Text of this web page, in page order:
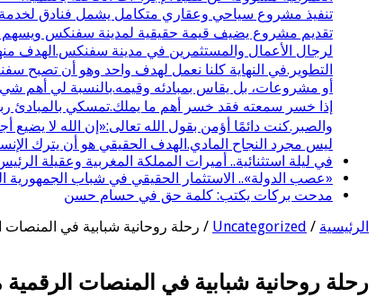
تنفيذ مشروع سياحي وعقاري متكامل يشمل فنادق لخدمة
تقديم مشروع يضيف قيمة حقيقية لمدينة سفنكس ويسهم
لرجال الأعمال والمستثمرين في مدينة سفنكس.الهدف
التطوير.في النهاية كلنا نعمل لهدف واحد وهو أن
أو مشروعات، بل يقاس بمبادئه وقيمه.بالنسبة لي أهم
إذا خسر سمعته فقد خسر أهم ما يملك.تمسكي بالمبادئ
والصبر.كنت دائمًا أؤمن بقول الله تعالى:«إن الله لا
ليس مجرد النجاح المادي.الهدف الحقيقي هو أن يترك
في ليلة استثنائية.. أميرات المملكة المغربية وعقيلة
«عصب الدولة».. الاستثمار الحقيقي في شباب الجمهورية
مدحت بركات يكتب: كلمة حق في حسام حسن
الرئيسية /
Uncategorized
/ رحلة روحانية شبابية في
رحلة روحانية شبابية في المنصات